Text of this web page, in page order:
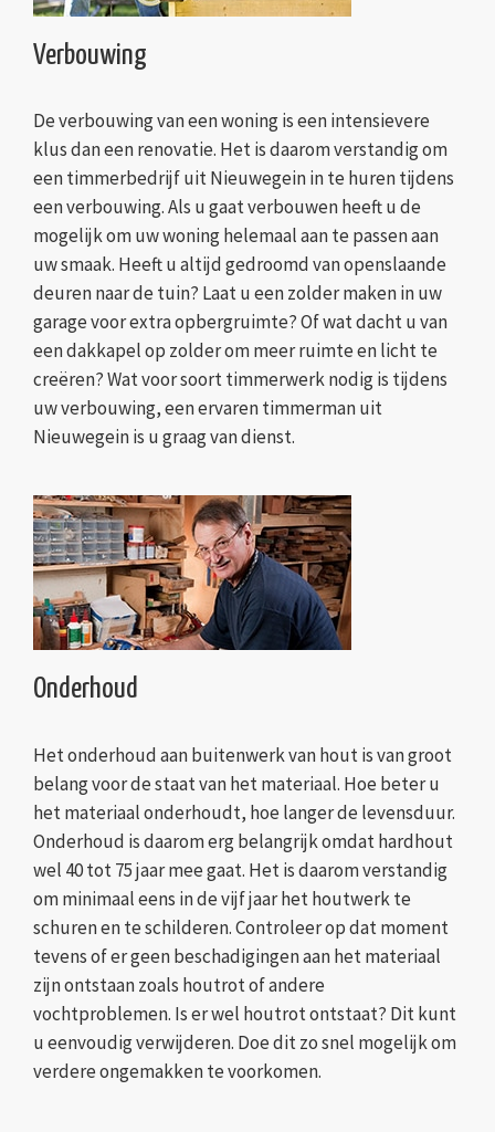
Verbouwing
De verbouwing van een woning is een intensievere
klus dan een renovatie. Het is daarom verstandig om
een timmerbedrijf uit Nieuwegein in te huren tijdens
een verbouwing. Als u gaat verbouwen heeft u de
mogelijk om uw woning helemaal aan te passen aan
uw smaak. Heeft u altijd gedroomd van openslaande
deuren naar de tuin? Laat u een zolder maken in uw
garage voor extra opbergruimte? Of wat dacht u van
een dakkapel op zolder om meer ruimte en licht te
creëren? Wat voor soort timmerwerk nodig is tijdens
uw verbouwing, een ervaren timmerman uit
Nieuwegein is u graag van dienst.
Onderhoud
Het onderhoud aan buitenwerk van hout is van groot
belang voor de staat van het materiaal. Hoe beter u
het materiaal onderhoudt, hoe langer de levensduur.
Onderhoud is daarom erg belangrijk omdat hardhout
wel 40 tot 75 jaar mee gaat. Het is daarom verstandig
om minimaal eens in de vijf jaar het houtwerk te
schuren en te schilderen. Controleer op dat moment
tevens of er geen beschadigingen aan het materiaal
zijn ontstaan zoals houtrot of andere
vochtproblemen. Is er wel houtrot ontstaat? Dit kunt
u eenvoudig verwijderen. Doe dit zo snel mogelijk om
verdere ongemakken te voorkomen.